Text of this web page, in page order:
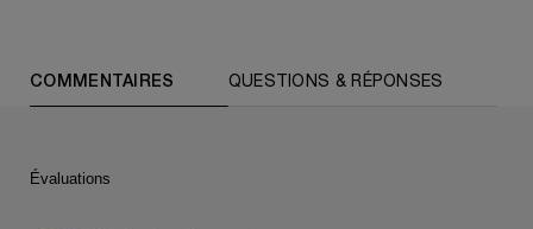
COMMENTAIRES QUESTIONS & RÉPONSES